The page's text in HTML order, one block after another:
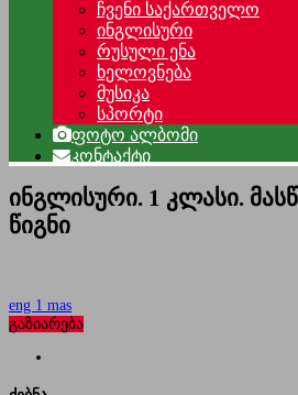
ჩვენი საქართველო
ინგლისური
რუსული ენა
ხელოვნება
მუსიკა
სპორტი
ფოტო ალბომი
კონტაქტი
ინგლისური. 1 კლასი.
წიგნი
eng 1 mas
გაზიარება